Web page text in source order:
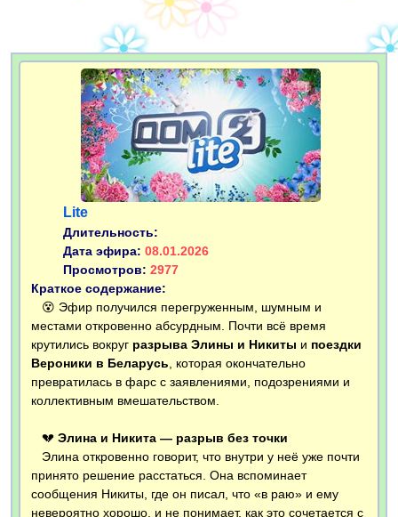
Lite
Длительность:
Дата эфира: 08.01.2026
Просмотров: 2977
Краткое содержание:
😵 Эфир получился перегруженным, шумным и
местами откровенно абсурдным. Почти всё время
крутились вокруг разрыва Элины и Никиты и поездки
Вероники в Беларусь, которая окончательно
превратилась в фарс с заявлениями, подозрениями и
коллективным вмешательством.
💔 Элина и Никита — разрыв без точки
Элина откровенно говорит, что внутри у неё уже почти
принято решение расстаться. Она вспоминает
сообщения Никиты, где он писал, что «в раю» и ему
невероятно хорошо, и не понимает, как это сочетается с